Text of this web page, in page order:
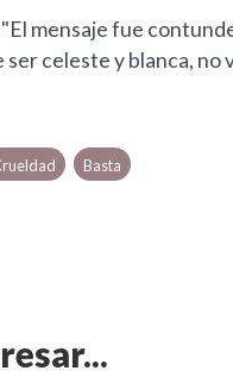
mensaje fue
celeste y blanca, no
Basta